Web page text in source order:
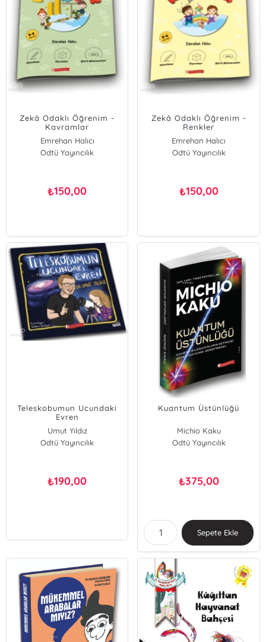
Zekâ Odaklı Öğrenim -
Kavramlar
Emrehan Halıcı
Odtü Yayıncılık
₺150,00
Zekâ Odaklı Öğrenim -
Renkler
Emrehan Halıcı
Odtü Yayıncılık
₺150,00
Teleskobumun Ucundaki
Evren
Umut Yıldız
Odtü Yayıncılık
₺190,00
Kuantum Üstünlüğü
Michio Kaku
Odtü Yayıncılık
₺375,00
Sepete Ekle